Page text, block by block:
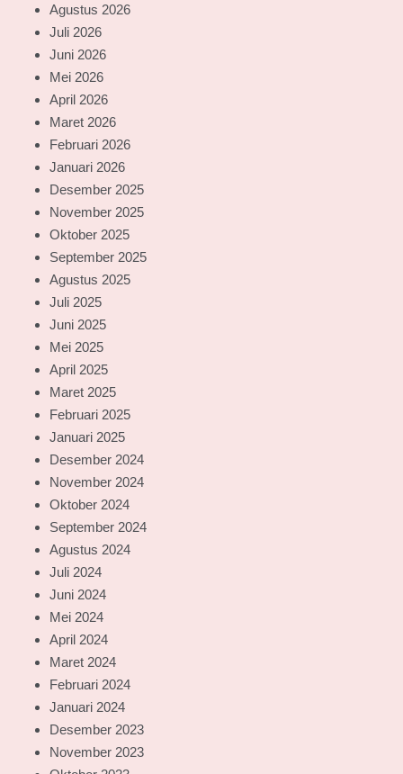
Agustus 2026
Juli 2026
Juni 2026
Mei 2026
April 2026
Maret 2026
Februari 2026
Januari 2026
Desember 2025
November 2025
Oktober 2025
September 2025
Agustus 2025
Juli 2025
Juni 2025
Mei 2025
April 2025
Maret 2025
Februari 2025
Januari 2025
Desember 2024
November 2024
Oktober 2024
September 2024
Agustus 2024
Juli 2024
Juni 2024
Mei 2024
April 2024
Maret 2024
Februari 2024
Januari 2024
Desember 2023
November 2023